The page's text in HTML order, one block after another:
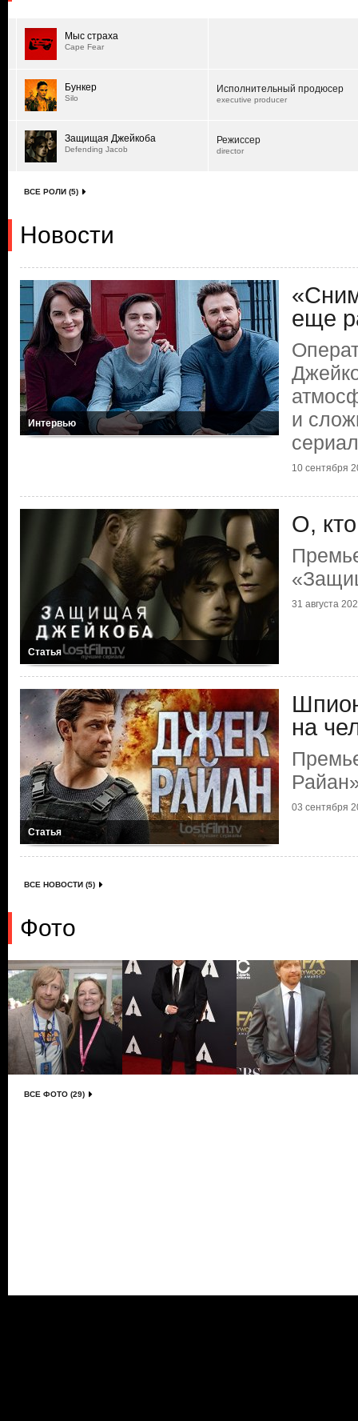
Мыс страха
Cape Fear
Бункер
Silo
Исполнительный продюсер
executive producer
Защищая Джейкоба
Defending Jacob
Режиссер
director
ВСЕ РОЛИ (5)
Новости
Интервью
еще
и
10 сентября
Статья
О,
31 августа
Статья
на
03 сентября
ВСЕ НОВОСТИ (5)
Фото
ВСЕ ФОТО (29)